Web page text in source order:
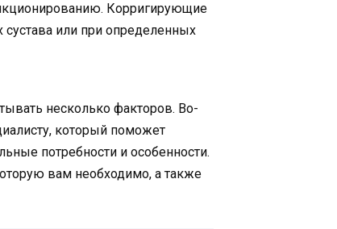
Корригирующие
или при определенных
несколько факторов. Во-
который поможет
потребности и особенности.
вам необходимо, а также